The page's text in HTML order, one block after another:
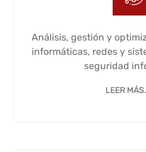
Análisis, gestión y
informáticas, redes y
seguridad
LEER